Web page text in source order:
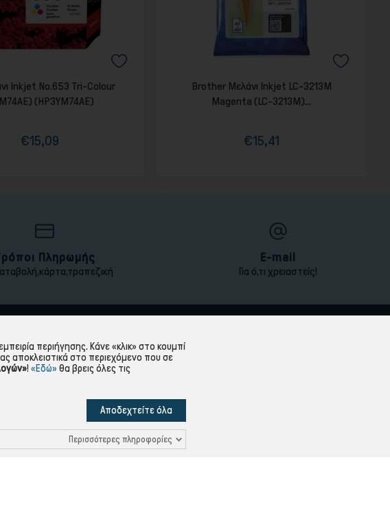
Inkjet No.653 Tri-Colour
(HP3YM74AE)
Τιμή
€15,09
Κανονική
Brother Μελάνι Inkjet LC-3213M
Magenta (LC-3213M)...
Τιμή
€15,41
Κανονική
Πληρωμής E-mail
Για ό,τι χρειαστείς!
Απορρήτου
Προσωπικών Δεδομένων
Επικοινωνία
περιήγησης. Κάνε «κλικ» στο κουμπί
αποκλειστικά στο περιεχόμενο που σε
! «Εδώ» θα βρεις όλες τις
Αποδεχτείτε όλα
Περισσότερες πληροφορίες